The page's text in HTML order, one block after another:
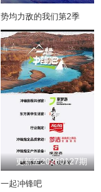
势均力敌的我们第2季
更新至20260127期
一起冲锋吧